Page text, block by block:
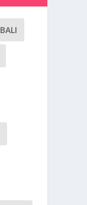
BALI